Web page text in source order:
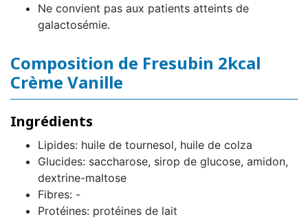
Ne convient pas aux patients atteints de
galactosémie.
Composition de Fresubin 2kcal
Crème Vanille
Ingrédients
Lipides: huile de tournesol, huile de colza
Glucides: saccharose, sirop de glucose, amidon,
dextrine-maltose
Fibres: -
Protéines: protéines de lait